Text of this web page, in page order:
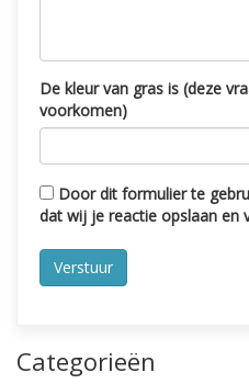
De kleur van gras is (deze
voorkomen)
Door dit formulier te
dat wij je reactie opslaan en
Categorieën